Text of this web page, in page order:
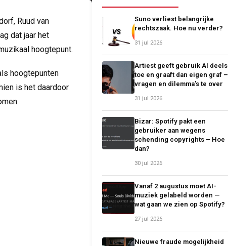
Ruud van
dat jaar het
hoogtepunt.
hoogtepunten
is het daardoor
Suno verliest belangrijke
rechtszaak. Hoe nu verder?
31 jul 2026
Artiest geeft gebruik AI deels
toe en graaft dan eigen graf –
vragen en dilemma’s te over
31 jul 2026
Bizar: Spotify pakt een
gebruiker aan wegens
schending copyrights – Hoe
dan?
30 jul 2026
Vanaf 2 augustus moet AI-
muziek gelabeld worden —
wat gaan we zien op Spotify?
27 jul 2026
Nieuwe fraude mogelijkheid